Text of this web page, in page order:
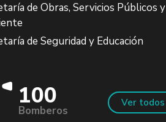
de Obras, Servicios Públicos y
de Seguridad y Educación
100
Bomberos
Ver todos